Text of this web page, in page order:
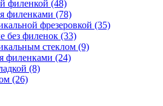
филенкой (48)
филенками (78)
фрезеровкой (35)
без филенок (33)
стеклом (9)
филенками (24)
(8)
(26)